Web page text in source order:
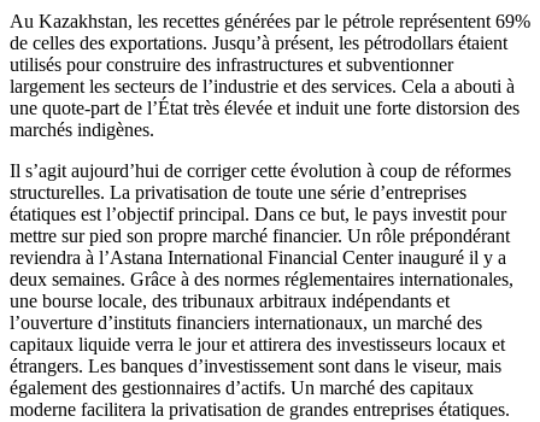
Au Kazakhstan, les recettes générées par le pétrole représentent 69%
de celles des exportations. Jusqu’à présent, les pétrodollars étaient
utilisés pour construire des infrastructures et subventionner
largement les secteurs de l’industrie et des services. Cela a abouti à
une quote-part de l’État très élevée et induit une forte distorsion des
marchés indigènes.
Il s’agit aujourd’hui de corriger cette évolution à coup de réformes
structurelles. La privatisation de toute une série d’entreprises
étatiques est l’objectif principal. Dans ce but, le pays investit pour
mettre sur pied son propre marché financier. Un rôle prépondérant
reviendra à l’Astana International Financial Center inauguré il y a
deux semaines. Grâce à des normes réglementaires internationales,
une bourse locale, des tribunaux arbitraux indépendants et
l’ouverture d’instituts financiers internationaux, un marché des
capitaux liquide verra le jour et attirera des investisseurs locaux et
étrangers. Les banques d’investissement sont dans le viseur, mais
également des gestionnaires d’actifs. Un marché des capitaux
moderne facilitera la privatisation de grandes entreprises étatiques.